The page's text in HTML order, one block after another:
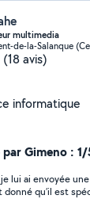
multimedia
de-la-Salanque
(18 avis)
informatique
Gimeno :
lui ai envoyée
qu’il est